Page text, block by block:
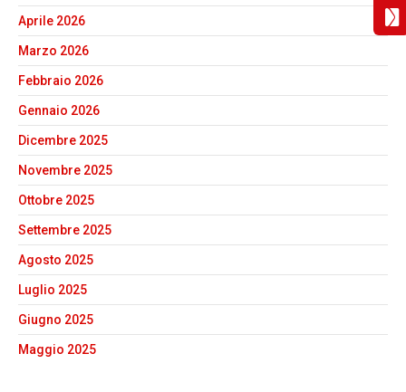
Aprile 2026
Marzo 2026
Febbraio 2026
Gennaio 2026
Dicembre 2025
Novembre 2025
Ottobre 2025
Settembre 2025
Agosto 2025
Luglio 2025
Giugno 2025
Maggio 2025